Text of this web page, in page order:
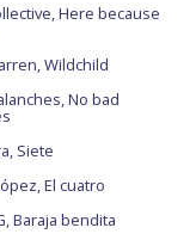
Here because
Wildchild
No bad
Siete
El cuatro
Baraja bendita